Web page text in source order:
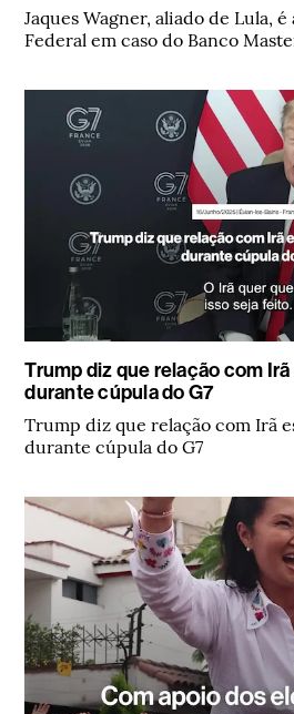
Jaques Wagner, aliado de Lula,
Federal em caso do Banco
Trump diz que relação com
durante cúpula do G7
Trump diz que relação com Irã
durante cúpula do G7